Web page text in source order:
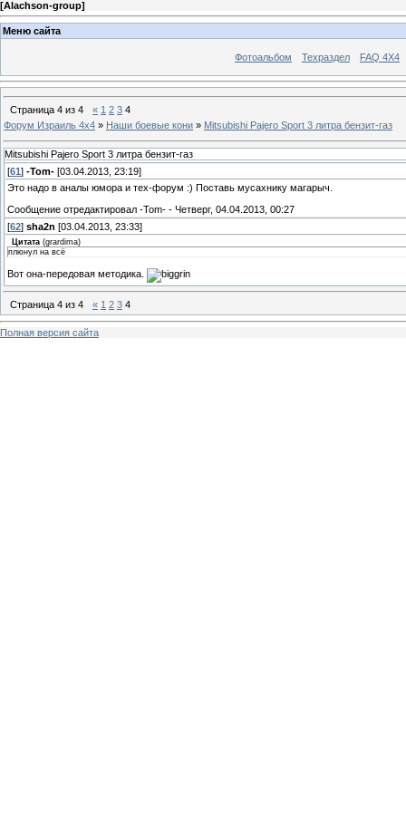
[Alachson-group]
Меню сайта
Фотоальбом Техраздел FAQ 4X4
Страница 4 из 4 « 1 2 3 4
Форум Израиль 4х4 » Наши боевые кони » Mitsubishi Pajero Sport 3 литра бензит-газ
Mitsubishi Pajero Sport 3 литра бензит-газ
[61] -Tom- [03.04.2013, 23:19]
Это надо в аналы юмора и тех-форум :) Поставь мусахнику магарыч.
Сообщение отредактировал -Tom- - Четверг, 04.04.2013, 00:27
[62] sha2n [03.04.2013, 23:33]
Цитата (grardima)
плюнул на всё
Вот она-передовая методика.
Страница 4 из 4 « 1 2 3 4
Полная версия сайта